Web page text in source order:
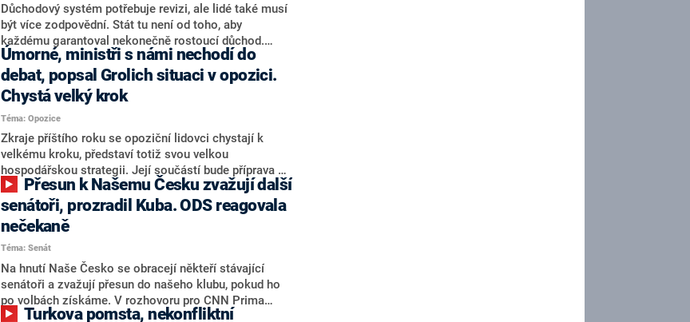
Důchodový systém potřebuje revizi, ale lidé také musí
být více zodpovědní. Stát tu není od toho, aby
každému garantoval nekonečně rostoucí důchod.
Chybí tu nový systém a my ho představíme,řekl
hejtman Jihočeského kraje a předseda hnutí Naše
Česko Martin Kuba v rozhovoru pro CNN Prima NEWS.
V čele státu pak podle něj nemůže být člověk, který by
střetem zájmů omezoval čerpání financí a rozvoj,
dodal. Řešení u Andreje Babiše ale hodnotit nechtěl.
Úmorné, ministři s námi nechodí do
debat, popsal Grolich situaci v opozici.
Chystá velký krok
Téma: Opozice
Zkraje příštího roku se opoziční lidovci chystají k
velkému kroku, představí totiž svou velkou
hospodářskou strategii. Její součástí bude příprava na
stárnutí populace, řekl ve středu na setkání s novináři
nový předseda lidovců Jan Grolich. Ten zároveň v
senátních volbách kandiduje ve Vyškově. Popsal i
aktivitu opozice, o níž vládní strany nebo političtí
komentátoři mluví jako o slabé a v defenzivě. „Je to
úmorná práce upozorňovat na chyby vlády. Ministři s
námi navíc nechodí do debat. Chceme ale ukazovat
svoje témata,“ odpověděl Grolich na dotaz CNN Prima
NEWS.
senátoři, prozradil Kuba. ODS reagovala
nečekaně
Téma: Senát
Na hnutí Naše Česko se obracejí někteří stávající
senátoři a zvažují přesun do našeho klubu, pokud ho
po volbách získáme. V rozhovoru pro CNN Prima
NEWS to řekl zakladatel hnutí a jihočeský hejtman